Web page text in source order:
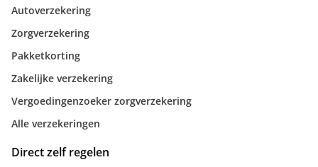
Autoverzekering
Zorgverzekering
Pakketkorting
Zakelijke verzekering
Vergoedingenzoeker zorgverzekering
Alle verzekeringen
Direct zelf regelen